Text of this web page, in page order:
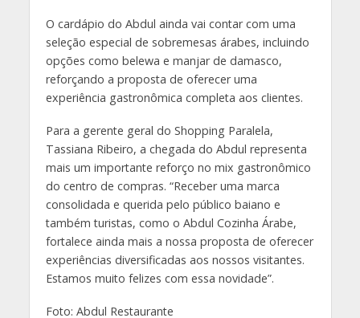
O cardápio do Abdul ainda vai contar com uma
seleção especial de sobremesas árabes, incluindo
opções como belewa e manjar de damasco,
reforçando a proposta de oferecer uma
experiência gastronômica completa aos clientes.
Para a gerente geral do Shopping Paralela,
Tassiana Ribeiro, a chegada do Abdul representa
mais um importante reforço no mix gastronômico
do centro de compras. “Receber uma marca
consolidada e querida pelo público baiano e
também turistas, como o Abdul Cozinha Árabe,
fortalece ainda mais a nossa proposta de oferecer
experiências diversificadas aos nossos visitantes.
Estamos muito felizes com essa novidade”.
Foto: Abdul Restaurante